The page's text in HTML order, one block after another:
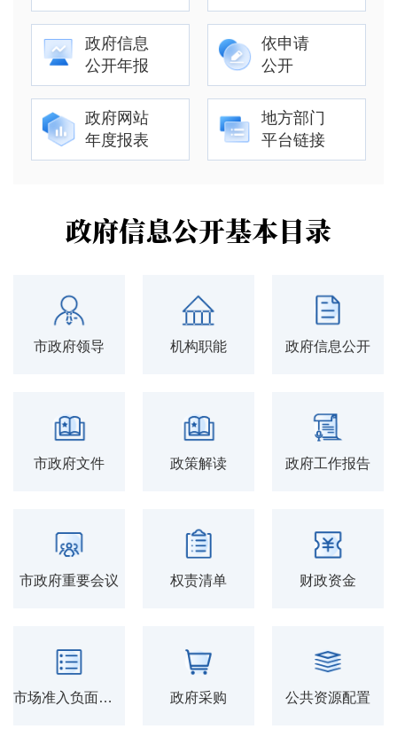
政府信息
公开年报
依申请
公开
政府网站
年度报表
地方部门
平台链接
政府信息公开基本目录
市政府领导 机构职能 政府信息公开
市政府文件 政策解读 政府工作报告
市政府重要会议 权责清单 财政资金
市场准入负面清单 政府采购 公共资源配置